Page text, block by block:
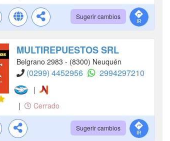
Sugerir cambios
MULTIREPUESTOS SRL
Belgrano 2983 - (8300) Neuquén
(0299) 4452956 2994297210
|
|
Cerrado
Sugerir cambios